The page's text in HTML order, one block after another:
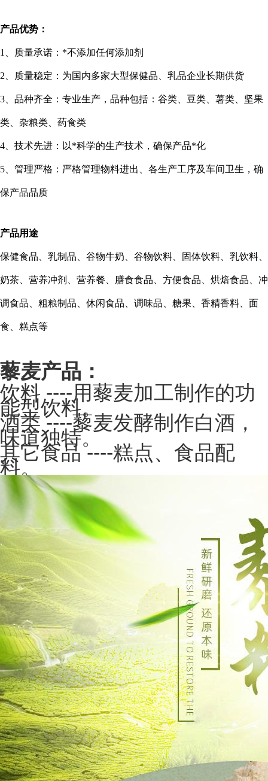
产品优势：
1 、质量承诺：*不添加任何添加剂
2 、质量稳定：为国内多家大型保健品、乳品企业长期供货
3 、品种齐全：专业生产，品种包括：谷类、豆类、薯类、坚果
类、杂粮类、药食类
4 、技术先进：以*科学的生产技术，确保产品*化
5 、管理严格：严格管理物料进出、各生产工序及车间卫生，确
保产品品质
产品用途
保健食品、乳制品、谷物牛奶、谷物饮料、固体饮料、乳饮料、
奶茶、营养冲剂、营养餐、膳食食品、方便食品、烘焙食品、冲
调食品、粗粮制品、休闲食品、调味品、糖果、香精香料、面
食、糕点等
藜麦产品：
饮料----用藜麦加工制作的功
能型饮料。
酒类----藜麦发酵制作白酒，
味道独特。
其它食品----糕点、食品配
料。